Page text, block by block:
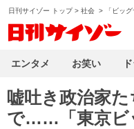
日刊サイゾー トップ> 社会 > 「ビッ
嘘吐き政治家
で……「東京ビ
エンタメ お笑い